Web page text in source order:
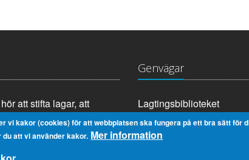
att stifta lagar, att
samt att tillsätta och
Genvägar
Lagtingsbiblioteket
Youtube
Extranät
vi kakor (cookies) för att webbplatsen ska fungera på ett bra sätt för
att vi använder kakor. Mer information